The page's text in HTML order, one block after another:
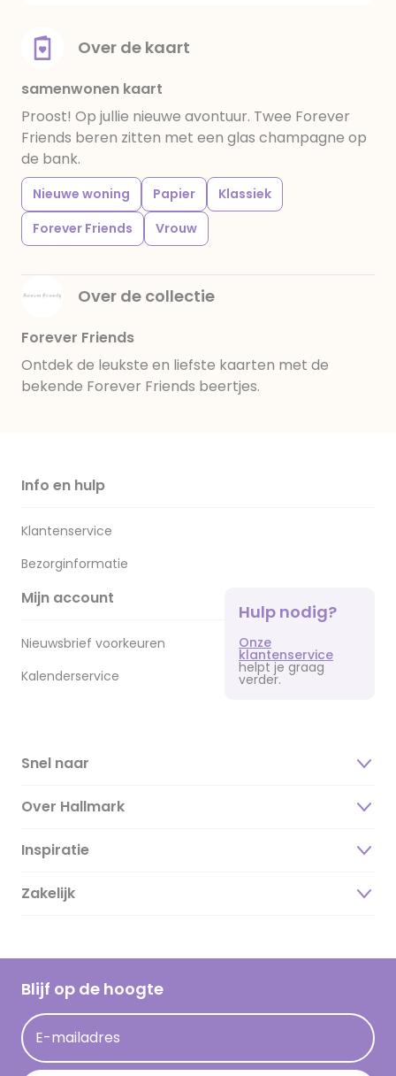
Over de kaart
samenwonen kaart
Proost! Op jullie nieuwe avontuur. Twee Forever
Friends beren zitten met een glas champagne op
de bank.
Nieuwe woning Papier
Klassiek
Forever Friends
Vrouw
Over de collectie
Forever Friends
Ontdek de leukste en liefste kaarten met de
bekende Forever Friends beertjes.
Info en hulp
Klantenservice
Bezorginformatie
Mijn account
Nieuwsbrief voorkeuren
Kalenderservice
Hulp nodig?
Onze
klantenservice
helpt je graag
verder.
Snel naar
Over Hallmark
Over ons
Duurzaamheid
Hallmark Kaartclub
Acties
Persberichten
Inspiratie
Magazine
Cadeau inspiratie
Kaartinspiratie
Zakelijk
Blijf op de hoogte
E-mailadres